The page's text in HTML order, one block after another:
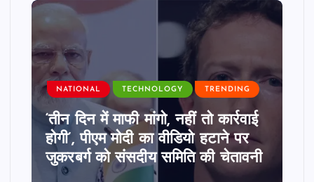
NATIONAL TECHNOLOGY TRENDING
‘तीन दिन में माफी मांगो, नहीं तो कार्रवाई
होगी’, पीएम मोदी का वीडियो हटाने पर
जुकरबर्ग को संसदीय समिति की चेतावनी